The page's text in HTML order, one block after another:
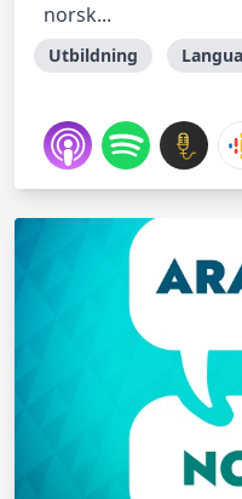
norsk...
Utbildning